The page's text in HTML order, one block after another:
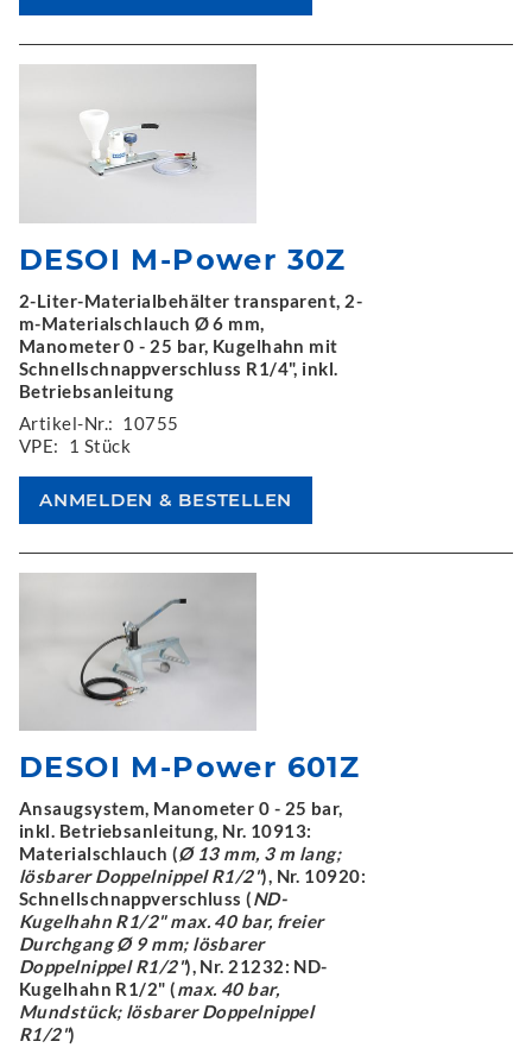
DESOI M-Power 30Z
2-Liter-Materialbehälter transparent, 2-
m-Materialschlauch Ø 6 mm,
Manometer 0 - 25 bar, Kugelhahn mit
Schnellschnappverschluss R1/4", inkl.
Betriebsanleitung
Artikel-Nr.: 10755
VPE:
1 Stück
DESOI M-Power 601Z
Ansaugsystem, Manometer 0 - 25 bar,
inkl. Betriebsanleitung, Nr. 10913:
Materialschlauch (Ø 13 mm, 3 m lang;
lösbarer Doppelnippel R1/2"), Nr. 10920:
Schnellschnappverschluss (ND-
Kugelhahn R1/2" max. 40 bar, freier
Durchgang Ø 9 mm; lösbarer
Doppelnippel R1/2"), Nr. 21232: ND-
Kugelhahn R1/2" (max. 40 bar,
Mundstück; lösbarer Doppelnippel
R1/2")